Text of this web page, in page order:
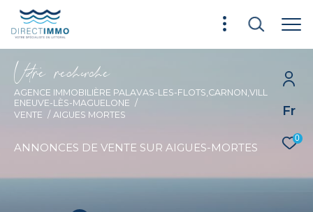
Fr
0
Vore recece
AGENCE IMMOBILIÈRE PALAVAS-LES-FLOTS,CARNON,VILL
ENEUVE-LÈS-MAGUELONE
VENTE
AIGUES MORTES
ANNONCES DE VENTE SUR AIGUES-MORTES